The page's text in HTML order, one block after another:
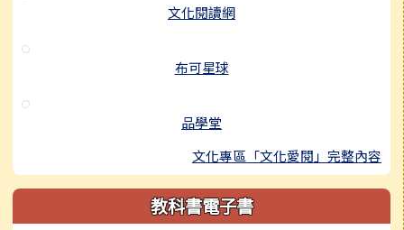
文化閱讀網
布可星球
品學堂
文化專區「文化愛閱」完整內容
教科書電子書